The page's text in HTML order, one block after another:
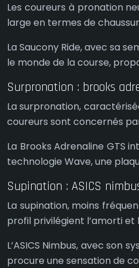
Les coureurs à pronation
large en termes de
La Saucony Ride, avec sa
le monde de la course,
Surpronation : brooks
La surpronation,
coureurs sont concernés
La Brooks Adrenaline GTS
technologie Wave, une
Supination : ASICS
La supination, moins
profil privilégient l’amorti et
L’ASICS Nimbus, avec son
procure une sensation de